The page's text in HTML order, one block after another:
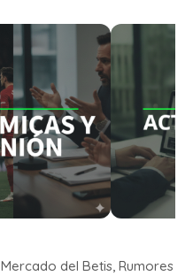
Mercado del Betis, Rumores